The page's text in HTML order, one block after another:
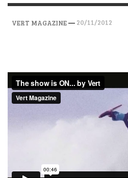
VERT MAGAZINE— 20/11/2012